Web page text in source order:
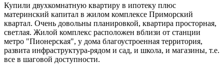
Купили двухкомнатную квартиру в ипотеку плюс
материнский капитал в жилом комплексе Приморский
квартал. Очень довольны планировкой, квартира просторная,
светлая. Жилой комплекс расположен вблизи от станции
метро "Пионерская", у дома благоустроенная территория,
развита инфраструктура-рядом и сад, и школа, и магазины, т.е.
все в шаговой доступности.